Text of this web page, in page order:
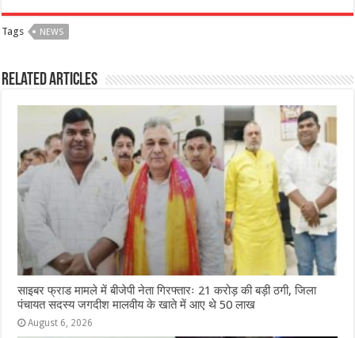
c
e
b
o
o
k
at
A
p
p
ss
n
g
e
r
itt
r
e
ra
m
ar
Tags NEWS
Related Articles
साइबर फ्राड मामले में बीजेपी नेता गिरफ्तारः 21 करोड़ की बड़ी ठगी, जिला
पंचायत सदस्य जगदीश मालवीय के खाते में आए थे 50 लाख
August 6, 2026